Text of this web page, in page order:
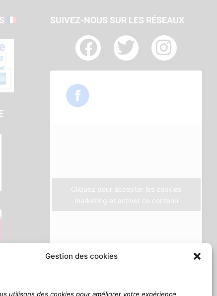
Gestion des cookies
utilisons des cookies pour améliorer votre expérience,
SUIVEZ-NOUS SUR LES RÉSEAUX
F
a
e
T
w
I
n
m
Cliquez pour accepter les cookies
marketing et activer ce contenu